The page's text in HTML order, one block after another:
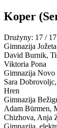
Koper
Drużyny: 17 / 17
Gimnazija
David Burnik,
Viktoria Pona
Gimnazija Novo
Sara
Hren
Gimnazija
Adam Bürmen,
Chizhova, Anja
Gimnazija,